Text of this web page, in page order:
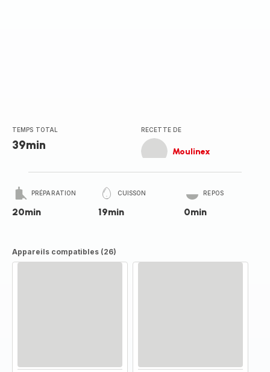
TEMPS TOTAL
39min
RECETTE DE
Moulinex
PRÉPARATION
20min
CUISSON
19min
REPOS
0min
Appareils compatibles (26)